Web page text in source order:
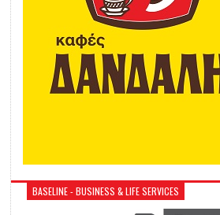
BASELINE - BUSINESS & LIFE SERVICES